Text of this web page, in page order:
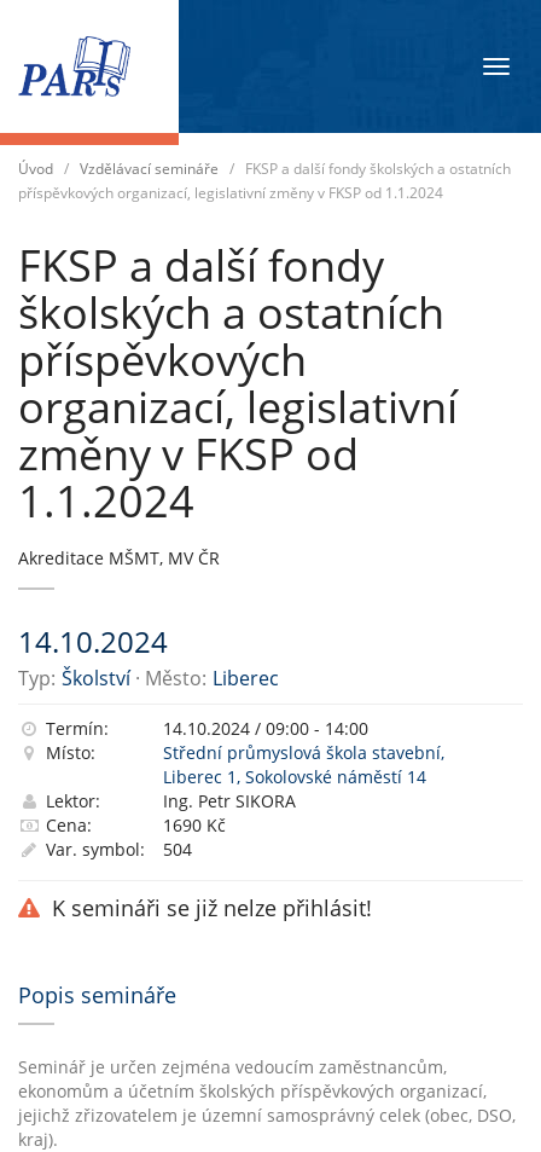
Úvod / Vzdělávací semináře / FKSP a další fondy školských a ostatních
příspěvkových organizací, legislativní změny v FKSP od 1.1.2024
FKSP a další fondy
školských a ostatních
příspěvkových
organizací, legislativní
změny v FKSP od
1.1.2024
Akreditace MŠMT, MV ČR
14.10.2024
Typ: Školství· Město: Liberec
Termín:
14.10.2024 / 09:00 - 14:00
Místo:
Střední průmyslová škola stavební,
Liberec 1, Sokolovské náměstí 14
Lektor:
Ing. Petr SIKORA
Cena:
1690 Kč
Var. symbol:
504
K semináři se již nelze přihlásit!
Popis semináře
Seminář je určen zejména vedoucím zaměstnancům,
ekonomům a účetním školských příspěvkových organizací,
jejichž zřizovatelem je územní samosprávný celek (obec, DSO,
kraj).